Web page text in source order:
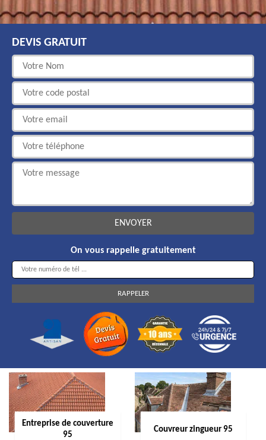
DEVIS GRATUIT
On vous rappelle gratuitement
Entreprise de couverture
95
Couvreur zingueur 95